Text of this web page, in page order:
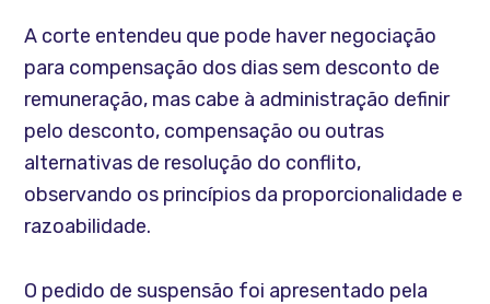
A corte entendeu que pode haver negociação
para compensação dos dias sem desconto de
remuneração, mas cabe à administração definir
pelo desconto, compensação ou outras
alternativas de resolução do conflito,
observando os princípios da proporcionalidade e
razoabilidade.
O pedido de suspensão foi apresentado pela